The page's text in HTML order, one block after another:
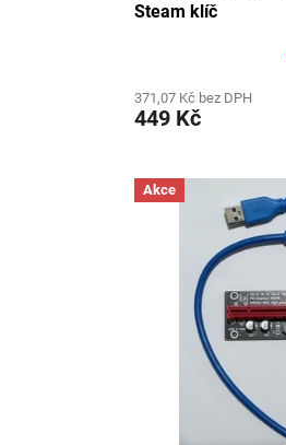
Steam klíč
371,07 Kč bez DPH
449 Kč
Akce